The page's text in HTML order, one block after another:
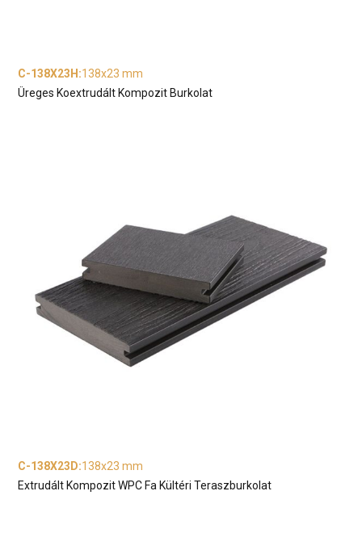
C-138X23H:138x23 mm
Üreges Koextrudált Kompozit Burkolat
C-138X23D:138x23 mm
Extrudált Kompozit WPC Fa Kültéri Teraszburkolat